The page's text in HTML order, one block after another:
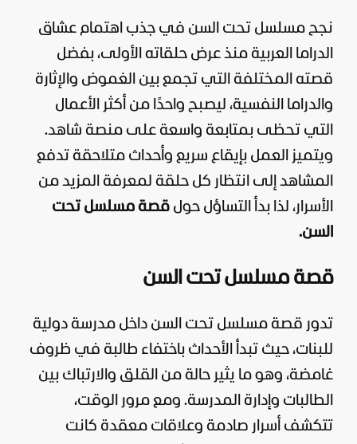
نجح مسلسل تحت السن في جذب اهتمام عشاق
الدراما العربية منذ عرض حلقاته الأولى، بفضل
قصته المختلفة التي تجمع بين الغموض والإثارة
والدراما النفسية، ليصبح واحدًا من أكثر الأعمال
التي تحظى بمتابعة واسعة على منصة شاهد.
ويتميز العمل بإيقاع سريع وأحداث متلاحقة تدفع
المشاهد إلى انتظار كل حلقة لمعرفة المزيد من
الأسرار، لذا بدأ التساؤل حول قصة مسلسل تحت
السن.
قصة مسلسل تحت السن
تدور قصة مسلسل تحت السن داخل مدرسة دولية
للبنات، حيث تبدأ الأحداث باختفاء طالبة في ظروف
غامضة، وهو ما يثير حالة من القلق والارتباك بين
الطالبات وإدارة المدرسة. ومع مرور الوقت،
تتكشف أسرار صادمة وعلاقات معقدة كانت